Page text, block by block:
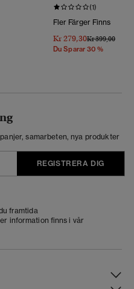
(1)
Fler Färger Finns
Kr 279,30Pris Reducerat
Kr 399,00Till
Du Sparar 30 %
samarbeten, nya produkter
REGISTRERA DIG
framtida
information finns i vår